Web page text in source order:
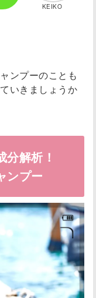
KEIKO
ンプーのことも
いきましょうか
解析！
ンプー